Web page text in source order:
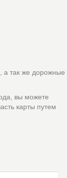
а так же дорожные
вы можете
карты путем